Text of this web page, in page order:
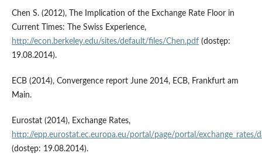
Chen S. (2012), The Implication of the Exchange Rate Floor in
Current Times: The Swiss Experience,
http://econ.berkeley.edu/sites/default/files/Chen.pdf(dostęp:
19.08.2014).
ECB (2014), Convergence report June 2014, ECB, Frankfurt am
Main.
Eurostat (2014), Exchange Rates,
http://epp.eurostat.ec.europa.eu/portal/page/portal/exchange_rates/
(dostęp: 19.08.2014).